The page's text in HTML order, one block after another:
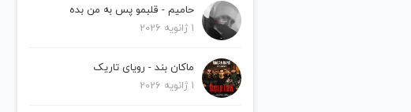
حامیم - قلبمو پس به من بده
1 ژانویه 2026
ماکان بند - رویای تاریک
1 ژانویه 2026